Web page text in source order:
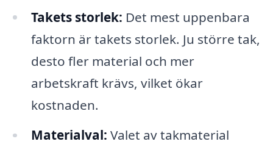
Takets storlek: Det mest uppenbara
faktorn är takets storlek. Ju större tak,
desto fler material och mer
arbetskraft krävs, vilket ökar
kostnaden.
Materialval: Valet av takmaterial